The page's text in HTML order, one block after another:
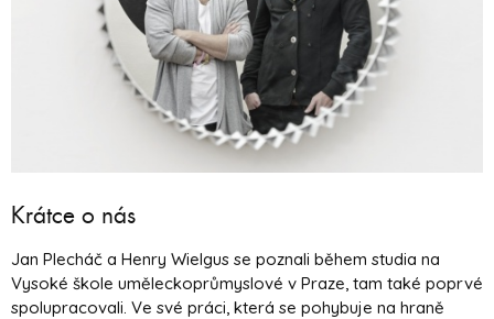
Krátce o nás
Jan Plecháč a Henry Wielgus se poznali během studia na
Vysoké škole uměleckoprůmyslové v Praze, tam také poprvé
spolupracovali. Ve své práci, která se pohybuje na hraně